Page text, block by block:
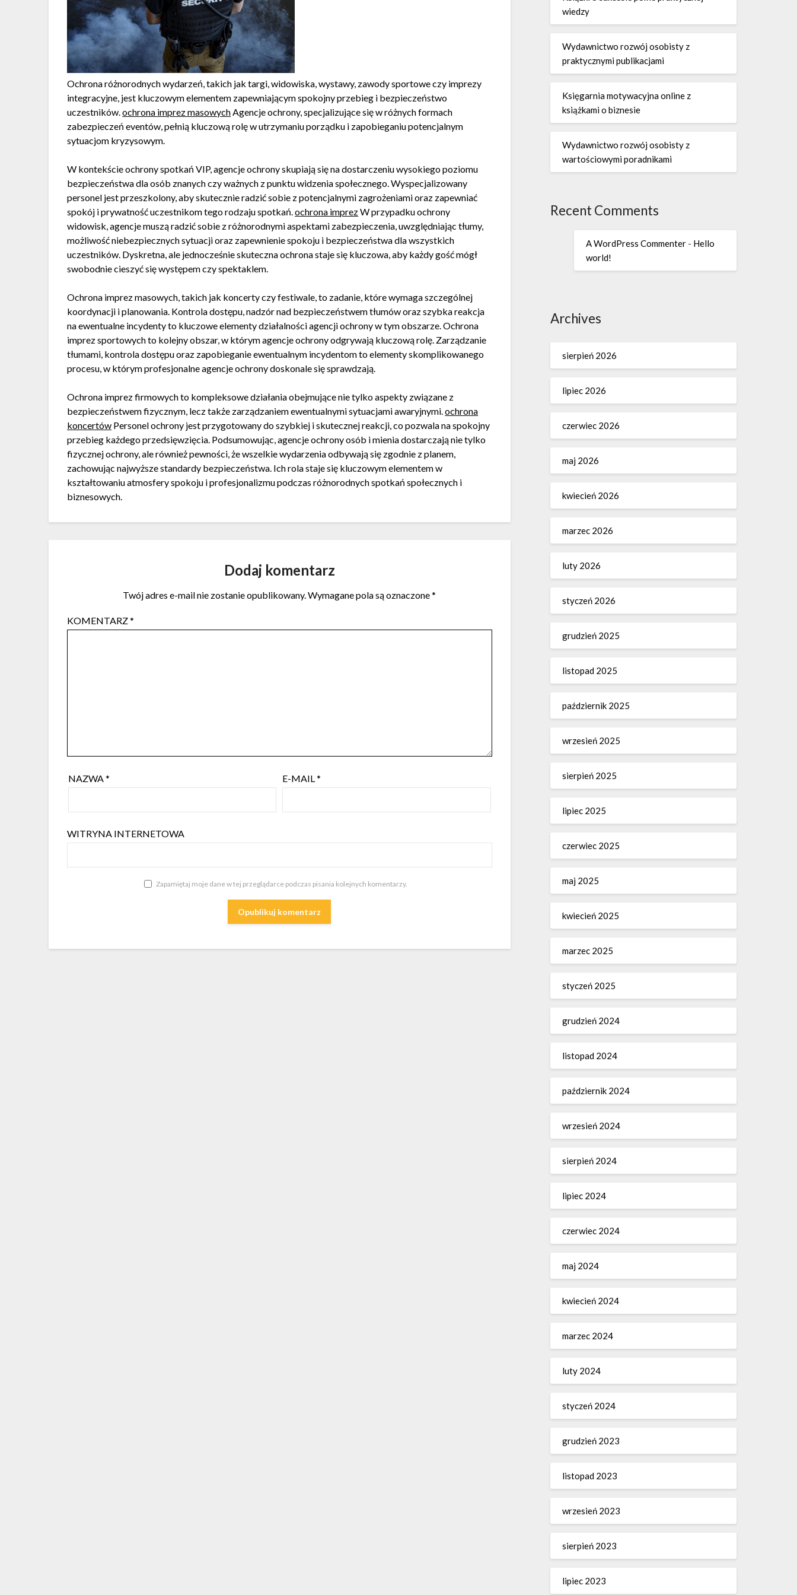
Ochrona różnorodnych wydarzeń, takich jak targi, widowiska, wystawy, zawody sportowe czy imprezy
integracyjne, jest kluczowym elementem zapewniającym spokojny przebieg i bezpieczeństwo
uczestników.ochrona imprez masowychAgencje ochrony, specjalizujące się w różnych formach
zabezpieczeń eventów, pełnią kluczową rolę w utrzymaniu porządku i zapobieganiu potencjalnym
sytuacjom kryzysowym.
W kontekście ochrony spotkań VIP, agencje ochrony skupiają się na dostarczeniu wysokiego poziomu
bezpieczeństwa dla osób znanych czy ważnych z punktu widzenia społecznego. Wyspecjalizowany
personel jest przeszkolony, aby skutecznie radzić sobie z potencjalnymi zagrożeniami oraz zapewniać
spokój i prywatność uczestnikom tego rodzaju spotkań.ochrona imprezW przypadku ochrony
widowisk, agencje muszą radzić sobie z różnorodnymi aspektami zabezpieczenia, uwzględniając tłumy,
możliwość niebezpiecznych sytuacji oraz zapewnienie spokoju i bezpieczeństwa dla wszystkich
uczestników. Dyskretna, ale jednocześnie skuteczna ochrona staje się kluczowa, aby każdy gość mógł
swobodnie cieszyć się występem czy spektaklem.
Ochrona imprez masowych, takich jak koncerty czy festiwale, to zadanie, które wymaga szczególnej
koordynacji i planowania. Kontrola dostępu, nadzór nad bezpieczeństwem tłumów oraz szybka reakcja
na ewentualne incydenty to kluczowe elementy działalności agencji ochrony w tym obszarze. Ochrona
imprez sportowych to kolejny obszar, w którym agencje ochrony odgrywają kluczową rolę. Zarządzanie
tłumami, kontrola dostępu oraz zapobieganie ewentualnym incydentom to elementy skomplikowanego
procesu, w którym profesjonalne agencje ochrony doskonale się sprawdzają.
Ochrona imprez firmowych to kompleksowe działania obejmujące nie tylko aspekty związane z
bezpieczeństwem fizycznym, lecz także zarządzaniem ewentualnymi sytuacjami awaryjnymi.ochrona
koncertów Personel ochrony jest przygotowany do szybkiej i skutecznej reakcji, co pozwala na spokojny
przebieg każdego przedsięwzięcia. Podsumowując, agencje ochrony osób i mienia dostarczają nie tylko
fizycznej ochrony, ale również pewności, że wszelkie wydarzenia odbywają się zgodnie z planem,
zachowując najwyższe standardy bezpieczeństwa. Ich rola staje się kluczowym elementem w
kształtowaniu atmosfery spokoju i profesjonalizmu podczas różnorodnych spotkań społecznych i
biznesowych.
Dodaj komentarz
Twój adres e-mail nie zostanie opublikowany.Wymagane pola są oznaczone*
KOMENTARZ*
NAZWA* E-MAIL*
WITRYNA INTERNETOWA
Zapamiętaj moje dane w tej przeglądarce podczas pisania kolejnych komentarzy.
wiedzy
Wydawnictwo rozwój osobisty z
praktycznymi publikacjami
Księgarnia motywacyjna online z
książkami o biznesie
Wydawnictwo rozwój osobisty z
wartościowymi poradnikami
Recent Comments
A WordPress Commenter- Hello
world!
Archives
sierpień 2026
lipiec 2026
czerwiec 2026
maj 2026
kwiecień 2026
marzec 2026
luty 2026
styczeń 2026
grudzień 2025
listopad 2025
październik 2025
wrzesień 2025
sierpień 2025
lipiec 2025
czerwiec 2025
maj 2025
kwiecień 2025
marzec 2025
styczeń 2025
grudzień 2024
listopad 2024
październik 2024
wrzesień 2024
sierpień 2024
lipiec 2024
czerwiec 2024
maj 2024
kwiecień 2024
marzec 2024
luty 2024
styczeń 2024
grudzień 2023
listopad 2023
wrzesień 2023
sierpień 2023
lipiec 2023